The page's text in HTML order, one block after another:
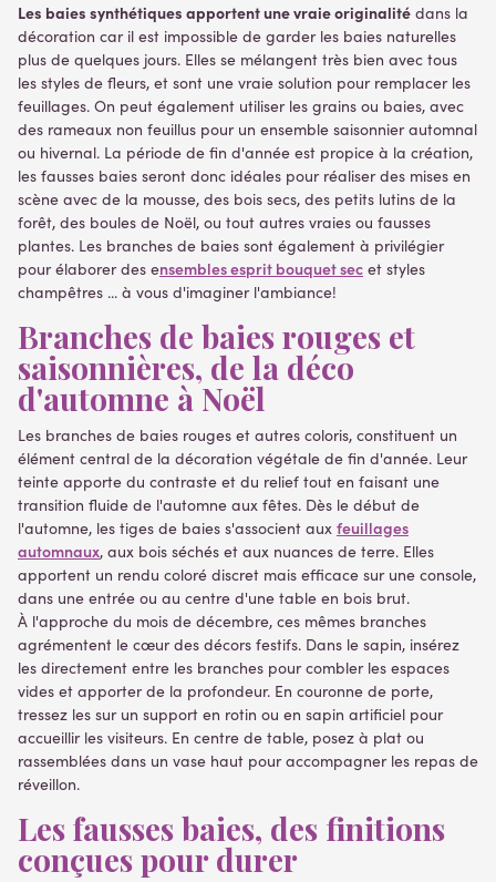
Les baies synthétiques apportent une vraie originalité dans la
décoration car il est impossible de garder les baies naturelles
plus de quelques jours. Elles se mélangent très bien avec tous
les styles de fleurs, et sont une vraie solution pour remplacer les
feuillages. On peut également utiliser les grains ou baies, avec
des rameaux non feuillus pour un ensemble saisonnier automnal
ou hivernal. La période de fin d'année est propice à la création,
les fausses baies seront donc idéales pour réaliser des mises en
scène avec de la mousse, des bois secs, des petits lutins de la
forêt, des boules de Noël, ou tout autres vraies ou fausses
plantes. Les branches de baies sont également à privilégier
pour élaborer des ensembles esprit bouquet sec et styles
champêtres ... à vous d'imaginer l'ambiance!
Branches de baies rouges et
saisonnières, de la déco
d'automne à Noël
Les branches de baies rouges et autres coloris, constituent un
élément central de la décoration végétale de fin d'année. Leur
teinte apporte du contraste et du relief tout en faisant une
transition fluide de l'automne aux fêtes. Dès le début de
l'automne, les tiges de baies s'associent aux feuillages
automnaux, aux bois séchés et aux nuances de terre. Elles
apportent un rendu coloré discret mais efficace sur une console,
dans une entrée ou au centre d'une table en bois brut.
À l'approche du mois de décembre, ces mêmes branches
agrémentent le cœur des décors festifs. Dans le sapin, insérez
les directement entre les branches pour combler les espaces
vides et apporter de la profondeur. En couronne de porte,
tressez les sur un support en rotin ou en sapin artificiel pour
accueillir les visiteurs. En centre de table, posez à plat ou
rassemblées dans un vase haut pour accompagner les repas de
réveillon.
Les fausses baies, des finitions
conçues pour durer